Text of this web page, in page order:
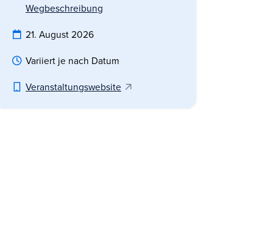
Wegbeschreibung
21. August 2026
Variiert je nach Datum
Veranstaltungswebsite